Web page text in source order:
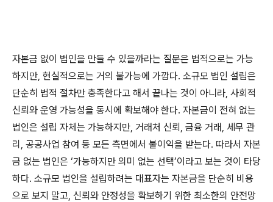
자본금 없이 법인을 만들 수 있을까라는 질문은 법적으로는 가능
하지만, 현실적으로는 거의 불가능에 가깝다. 소규모 법인 설립은
단순히 법적 절차만 충족한다고 해서 끝나는 것이 아니라, 사회적
신뢰와 운영 가능성을 동시에 확보해야 한다. 자본금이 전혀 없는
법인은 설립 자체는 가능하지만, 거래처 신뢰, 금융 거래, 세무 관
리, 공공사업 참여 등 모든 측면에서 불이익을 받는다. 따라서 자본
금 없는 법인은 ‘가능하지만 의미 없는 선택’이라고 보는 것이 타당
하다. 소규모 법인을 설립하려는 대표자는 자본금을 단순히 비용
으로 보지 말고, 신뢰와 안정성을 확보하기 위한 최소한의 안전망